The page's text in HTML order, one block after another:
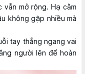
mở rộng. Hạ cằm
không gập nhiều mà
tay thẳng ngang vai
người lên để hoàn